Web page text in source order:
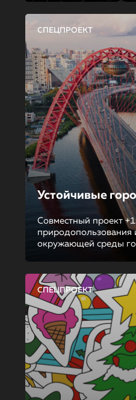
СПЕЦПРОЕКТ
Устойчивые
Совместный проект
природопользования
окружающей среды
СПЕЦПРОЕКТ